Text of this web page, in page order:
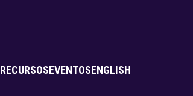
RECURSOSEVENTOSENGLISH